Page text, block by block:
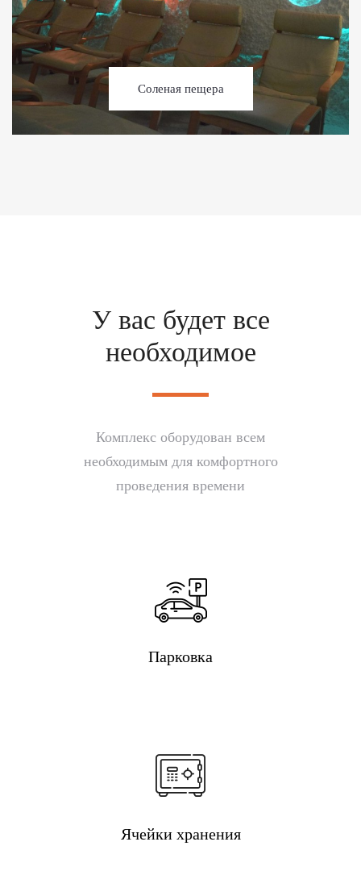
Соленая пещера
У вас будет все
необходимое
Комплекс оборудован всем
необходимым для комфортного
проведения времени
Парковка
Ячейки хранения